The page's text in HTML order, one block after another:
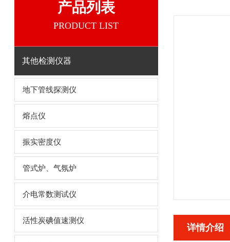
产品列表
PRODUCT LIST
其他检测仪器
地下管线探测仪
熔点仪
振实密度仪
管式炉、气氛炉
介电常数测试仪
活性炭碘值速测仪
详情介绍